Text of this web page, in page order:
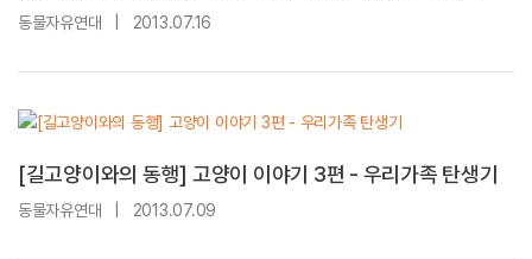
동물자유연대 2013.07.16
[길고양이와의 동행] 고양이 이야기 3편 - 우리가족 탄생기
동물자유연대 2013.07.09